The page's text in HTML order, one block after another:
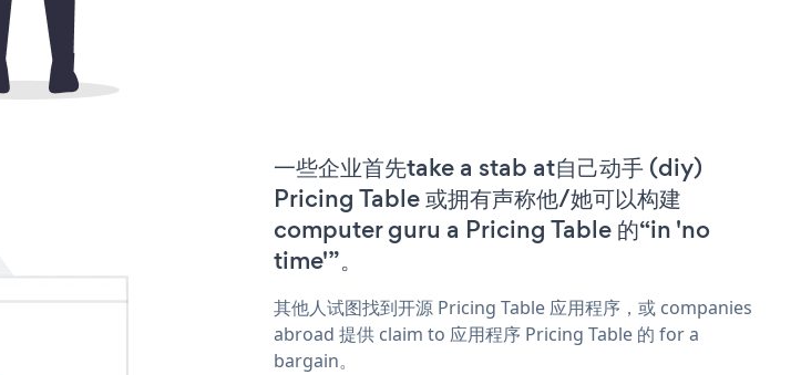
一些企业首先take a stab at自己动手 (diy)
Pricing Table 或拥有声称他/她可以构建
computer guru a Pricing Table 的“in 'no
time'”。
其他人试图找到开源 Pricing Table 应用程序，或 companies
abroad 提供 claim to 应用程序 Pricing Table 的 for a
bargain。